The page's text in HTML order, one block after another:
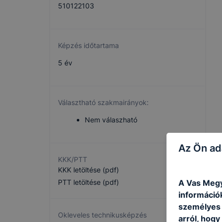
510122103
Képzés időtartama
5 év
Választható szakmairányok:
Nem válaszható
KKK/PTT
KKK letöltése (pdf)
PTT letöltése (pdf)
Okleveles technikusképzés
Az Ön
A Vas
arról,